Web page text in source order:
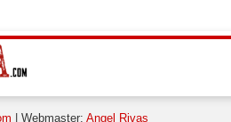
| Webmaster: Angel Rivas